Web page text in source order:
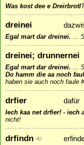
Was kost dee e
dreinei
Egal mart dar dreinei. ...
dreinei; drunnernei
Egal mart dar dreinei. ...
Do hamm die aa noch
haben sie auch noch faule
drfier dafür
Iech kaa net drfier! - iech
nicht!
drfindn